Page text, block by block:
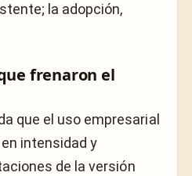
la adopción,
frenaron el
que el uso empresarial
intensidad y
de la versión